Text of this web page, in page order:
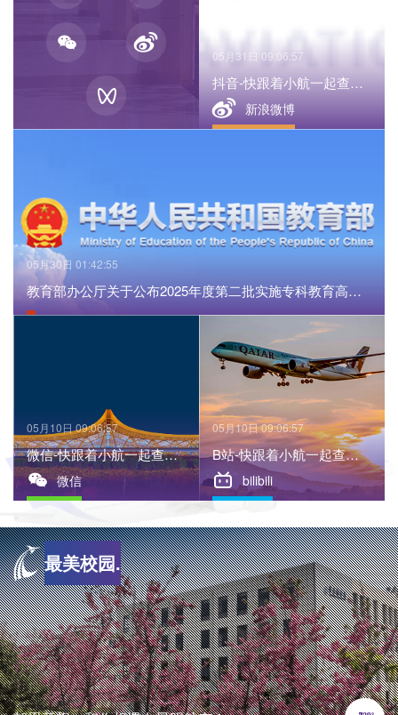
05月31日 09:06:57
抖音-快跟着小航一起查收
属于昆航职院的光影手册
05月30日 01:42:55
教育部办公厅关于公布2025年度第二批实施专科教育高等
学校备案名单的函
05月10日 09:06:57
微信-快跟着小航一起查收
属于昆航职院的光影手册
05月10日 09:06:57
B站-快跟着小航一起查收
属于昆航职院的光影手册
最美校园.